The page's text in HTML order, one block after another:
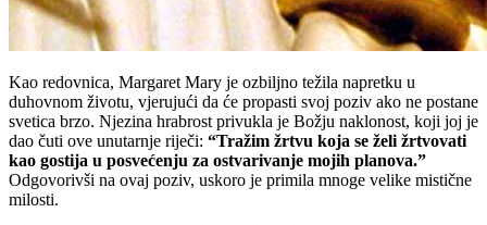
Kao redovnica, Margaret Mary je ozbiljno težila napretku u
duhovnom životu, vjerujući da će propasti svoj poziv ako ne postane
svetica brzo. Njezina hrabrost privukla je Božju naklonost, koji joj je
dao čuti ove unutarnje riječi: “Tražim žrtvu koja se želi žrtvovati
kao gostija u posvećenju za ostvarivanje mojih planova.”
Odgovorivši na ovaj poziv, uskoro je primila mnoge velike mistične
milosti.